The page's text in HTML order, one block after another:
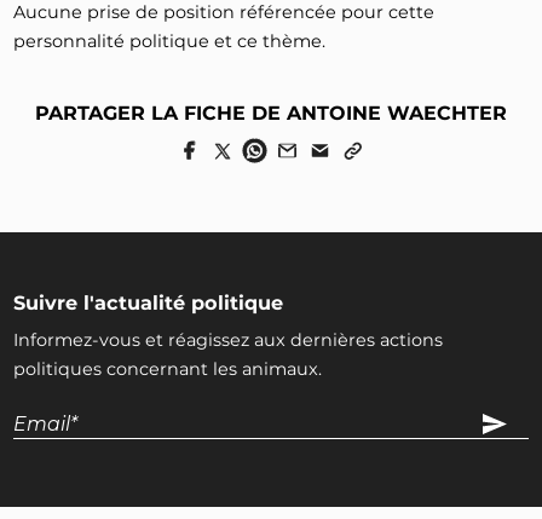
Aucune prise de position référencée pour cette
personnalité politique et ce thème.
PARTAGER LA FICHE DE ANTOINE WAECHTER
Suivre l'actualité politique
Informez-vous et réagissez aux dernières actions
politiques concernant les animaux.